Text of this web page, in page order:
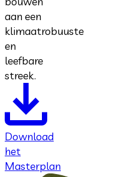
aan een
klimaatrobuuste
en
leefbare
streek.
Download
het
Masterplan